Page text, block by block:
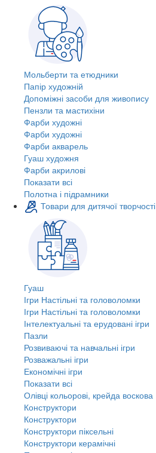
Мольберти та етюдники
Папір художній
Допоміжні засоби для живопису
Пензли та мастихіни
Фарби художні
Фарби художні
Фарби акварель
Гуаш художня
Фарби акрилові
Показати всі
Полотна і підрамники
Товари для дитячої творчості
Гуаш
Ігри Настільні та головоломки
Ігри Настільні та головоломки
Інтелектуальні та ерудовані ігри
Пазли
Розвиваючі та навчальні ігри
Розважальні ігри
Економічні ігри
Показати всі
Олівці кольорові, крейда воскова
Конструктори
Конструктори
Конструктори піксельні
Конструктори керамічні